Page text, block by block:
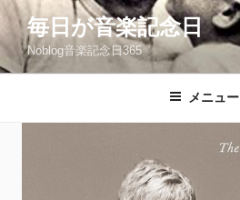
コ
テ
ン
毎日が音楽記念日
Noblog音楽記念日365
メニュー